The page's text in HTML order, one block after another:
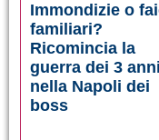
Immondizie o
familiari?
Ricomincia la
guerra dei 3 anni
nella Napoli dei
boss